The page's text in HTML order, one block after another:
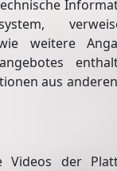
weitere
aus
der